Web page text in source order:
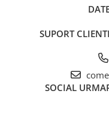
SUPORT CLIENTI
SOCIAL